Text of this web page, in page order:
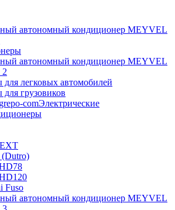
легковых автомобилей
грузовиков
Электрические
Fuso